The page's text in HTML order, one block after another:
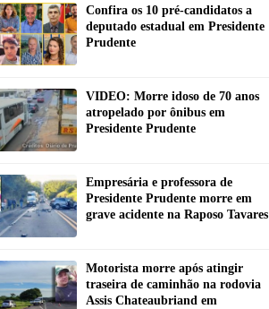
Confira os 10 pré-candidatos a
deputado estadual em Presidente
Prudente
VIDEO: Morre idoso de 70 anos
atropelado por ônibus em
Presidente Prudente
Empresária e professora de
Presidente Prudente morre em
grave acidente na Raposo Tavares
Motorista morre após atingir
traseira de caminhão na rodovia
Assis Chateaubriand em